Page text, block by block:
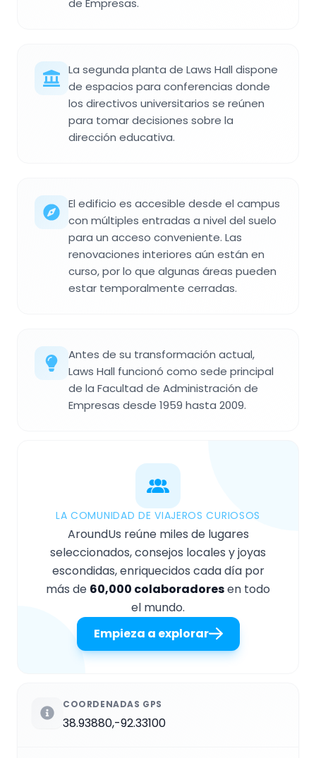
de Empresas.
La segunda planta de Laws Hall dispone
de espacios para conferencias donde
los directivos universitarios se reúnen
para tomar decisiones sobre la
dirección educativa.
El edificio es accesible desde el campus
con múltiples entradas a nivel del suelo
para un acceso conveniente. Las
renovaciones interiores aún están en
curso, por lo que algunas áreas pueden
estar temporalmente cerradas.
Antes de su transformación actual,
Laws Hall funcionó como sede principal
de la Facultad de Administración de
Empresas desde 1959 hasta 2009.
LA COMUNIDAD DE VIAJEROS CURIOSOS
AroundUs reúne miles de lugares
seleccionados, consejos locales y joyas
escondidas, enriquecidos cada día por
más de 60,000 colaboradoresen todo
el mundo.
Empieza a explorar
COORDENADAS GPS
38.93880,-92.33100